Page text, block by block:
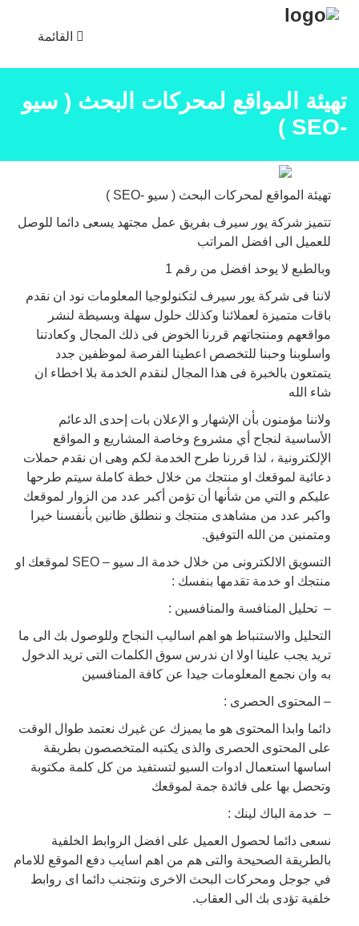
القائمة
تهيئة المواقع لمحركات البحث ( سيو
-SEO )
تهيئة المواقع لمحركات البحث ( سيو -SEO )
تتميز شركة يور سيرف بفريق عمل مجتهد يسعى دائما للوصل
للعميل الى افضل المراتب
وبالطبع لا يوحد افضل من رقم 1
لاننا فى شركة يور سيرف لتكنولوجيا المعلومات نود ان نقدم
باقات متميزة لعملائنا وكذلك حلول سهلة وبسيطة لنشر
مواقعهم ومنتجاتهم قررنا الخوض فى ذلك المجال وكعادتنا
واسلوبنا وحبنا للتخصص اعطينا الفرصة لموظفين جدد
يتمتعون بالخبرة فى هذا المجال لنقدم الخدمة بلا اخطاء ان
شاء الله
ولاننا مؤمنون بأن الإشهار و الإعلان بات إحدى الدعائم
الأساسية لنجاح أي مشروع وخاصة المشاريع و المواقع
الإلكترونية ، لذا قررنا طرح الخدمة لكم وهى ان نقدم حملات
دعائية لموقعك او منتجك من خلال خطة كاملة سيتم طرحها
عليكم و التي من شأنها أن تؤمن أكبر عدد من الزوار لموقعك
واكبر عدد من مشاهدى منتجك و ننطلق ظانين بأنفسنا خيرا
ومتمنين من الله التوفيق.
التسويق الالكترونى من خلال خدمة الـ سيو – SEO لموقعك او
منتجك او خدمة تقدمها بنفسك :
– تحليل المنافسة والمنافسين :
التحليل والاستنباط هو اهم اساليب النجاح وللوصول بك الى ما
تريد يجب علينا اولا ان ندرس سوق الكلمات التى تريد الدخول
به وان نجمع المعلومات جيدا عن كافة المنافسين
– المحتوى الحصرى :
دائما وابدا المحتوى هو ما يميزك عن غيرك نعتمد طوال الوقت
على المحتوى الحصرى والذى يكتبه المتخصصون بطريقة
اساسها استعمال ادوات السيو لتستفيد من كل كلمة مكتوبة
وتحصل بها على فائدة جمة لموقعك
– خدمة الباك لينك :
نسعى دائما لحصول العميل على افضل الروابط الخلفية
بالطريقة الصحيحة والتى هم من اهم اسايب دفع الموقع للامام
في جوجل ومحركات البحث الاخرى ونتجنب دائما اى روابط
خلفية تؤدى بك الى العقاب.